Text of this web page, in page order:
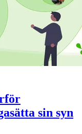
sin syn